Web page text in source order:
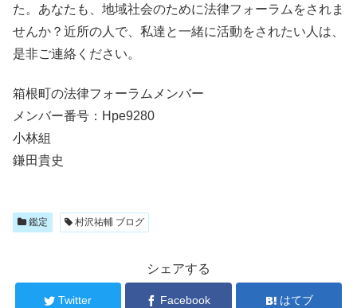
た。あなたも、地域社会のために法律フォーラムをされま
せんか？近所の人で、私達と一緒に活動をされたい人は、
是非ご連絡ください。
箱根町の法律フォーラムメンバー
メンバー番号：Hpe9280
小林組
鎌田貴史
鑑定 村沢祐輔 ブログ
シェアする
Twitter Facebook はてブ